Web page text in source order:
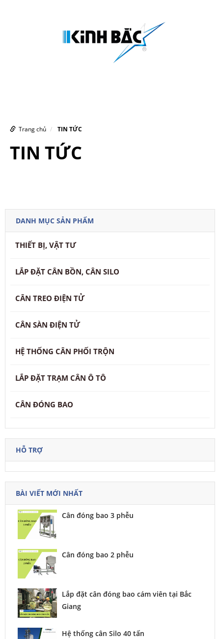
Trang chủ TIN TỨC
TIN TỨC
DANH MỤC SẢN PHẨM
THIẾT BỊ, VẬT TƯ
LẮP ĐẶT CÂN BỒN, CÂN SILO
CÂN TREO ĐIỆN TỬ
CÂN SÀN ĐIỆN TỬ
HỆ THỐNG CÂN PHỐI TRỘN
LẮP ĐẶT TRẠM CÂN Ô TÔ
CÂN ĐÓNG BAO
HỖ TRỢ
BÀI VIẾT MỚI NHẤT
Cân đóng bao 3 phễu
Cân đóng bao 2 phễu
Lắp đặt cân đóng bao cám viên tại Bắc
Giang
Hệ thống cân Silo 40 tấn